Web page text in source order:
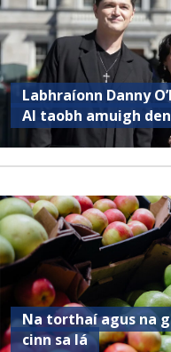
Labhraíonn Danny
AI taobh amuigh
Na torthaí agus na
cinn sa lá